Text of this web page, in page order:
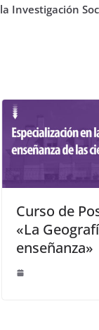
la Investigación
Curso de
«La
enseñanza»